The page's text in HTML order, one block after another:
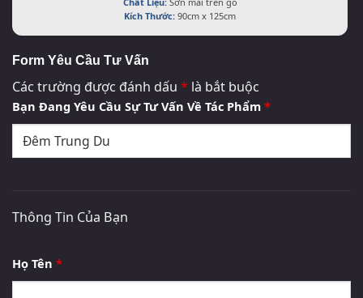
Kích Thước: 90cm x 125cm
Form Yêu Cầu Tư Vấn
Các trường được đánh dấu * là bắt buộc
Bạn Đang Yêu Cầu Sự Tư Vấn Về Tác Phẩm *
Thông Tin Của Bạn
Họ Tên *